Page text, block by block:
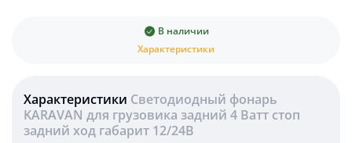
Характеристики
В наличии
Характеристики Светодиодный фонарь
KARAVAN для грузовика задний 4 Ватт стоп
задний ход габарит 12/24В